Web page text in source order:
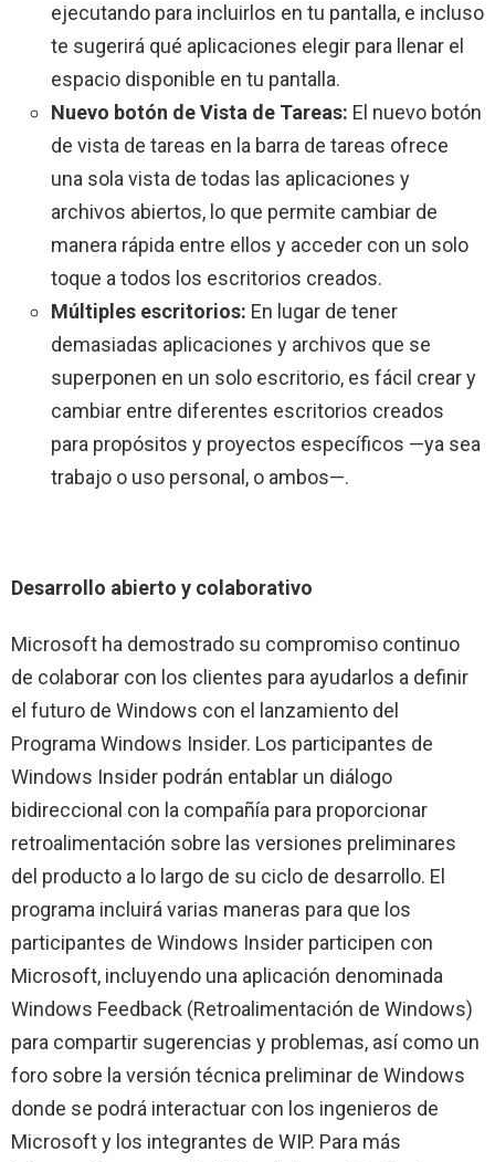
ejecutando para incluirlos en tu pantalla, e incluso
te sugerirá qué aplicaciones elegir para llenar el
espacio disponible en tu pantalla.
Nuevo botón de Vista de Tareas: El nuevo botón
de vista de tareas en la barra de tareas ofrece
una sola vista de todas las aplicaciones y
archivos abiertos, lo que permite cambiar de
manera rápida entre ellos y acceder con un solo
toque a todos los escritorios creados.
Múltiples escritorios: En lugar de tener
demasiadas aplicaciones y archivos que se
superponen en un solo escritorio, es fácil crear y
cambiar entre diferentes escritorios creados
para propósitos y proyectos específicos —ya sea
trabajo o uso personal, o ambos—.
Desarrollo abierto y colaborativo
Microsoft ha demostrado su compromiso continuo
de colaborar con los clientes para ayudarlos a definir
el futuro de Windows con el lanzamiento del
Programa Windows Insider. Los participantes de
Windows Insider podrán entablar un diálogo
bidireccional con la compañía para proporcionar
retroalimentación sobre las versiones preliminares
del producto a lo largo de su ciclo de desarrollo. El
programa incluirá varias maneras para que los
participantes de Windows Insider participen con
Microsoft, incluyendo una aplicación denominada
Windows Feedback (Retroalimentación de Windows)
para compartir sugerencias y problemas, así como un
foro sobre la versión técnica preliminar de Windows
donde se podrá interactuar con los ingenieros de
Microsoft y los integrantes de WIP. Para más